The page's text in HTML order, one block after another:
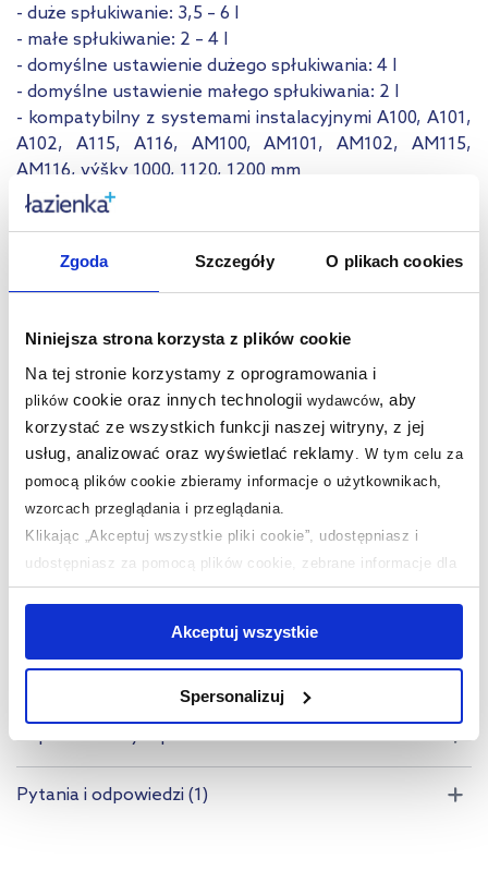
Zgoda Szczegóły O plikach cookies
Niniejsza strona korzysta z plików cookie
Na tej stronie korzystamy z oprogramowania i
plikówcookie oraz innych technologii wydawców, aby
korzystać ze wszystkich funkcji naszej witryny, z jej
usług, analizować oraz wyświetlać reklamy
W tym celu za
pomocą plików cookie zbieramy informacje o użytkownikach,
wzorcach przeglądania i przeglądania.
Klikając „Akceptuj wszystkie pliki cookie”, udostępniasz i
udostępniasz za pomocą plików cookie, zebrane informacje dla
użytkowników zewnętrznych, a także nasi partnerzy reklamowi.
jednak, że zablokowane niektóre pliki cookie mogą mieć wpływ
na sposób dostarczania treści niedostosowanych do potrzeb
informacji na temat plików cookie i tego, dlaczego ich przepisy,
Akceptuj wszystkie
Spersonalizuj
- duże spłukiwanie: 3,5 – 6 l
- małe spłukiwanie: 2 – 4 l
- domyślne ustawienie dużego spłukiwania: 4 l
- domyślne ustawienie małego spłukiwania: 2 l
- kompatybilny z systemami instalacyjnymi A100, A101,
A102, A115, A116, AM100, AM101, AM102, AM115,
AM116, výšky 1000, 1120, 1200 mm
- podwójne spłukiwanie
- kolor: biały
Marka Alca
Seria Ecology
Kod EAN 8595580511258
Wymiary z opakowaniem 43 x 39 x 59 cm
Waga z opakowaniem 0,31 kg
Gwarancja Pobierz
Dane producenta Zobacz
Kupowane z tym produktem:
Pytania i odpowiedzi (1)